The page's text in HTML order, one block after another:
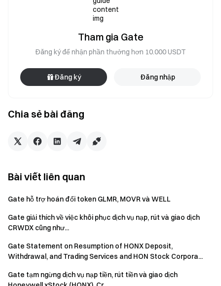
Giao dịch hơn 4,900 loại tiền điện tử một cách an toàn,
nhanh chóng và dễ dàng
Hành động ngay
Mời bạn bè
và kiếm hoa hồng 40%
Giữ kết nối
Tải xuống ứng dụng Gate | Máy tính
Theo dõi chúng tôi trên X (Twitter)
Tham gia cộng đồng Telegram của chúng tôi
Tương tác với cộng đồng toàn cầu của chúng tôi
thông tin chi tiết mới nhất
Minh bạch & Bảo mật
Chia sẻ bài đăng
Tham gia Gate
Đăng ký để nhận phần thưởng hơn 10.000 USDT
Đăng ký Đăng nhập
Bài viết liên quan
Gate hỗ trợ hoán đổi token GLMR, MOVR và WELL
Gate giải thích về việc khôi phục dịch vụ nạp, rút và giao dịch
CRWDX cũng như...
Gate Statement on Resumption of HONX Deposit,
Withdrawal, and Trading Services and HON Stock Corpora...
Gate tạm ngừng dịch vụ nạp tiền, rút tiền và giao dịch